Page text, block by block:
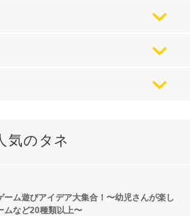
気のタネ
ーム遊びアイデア大集合！〜幼児さんが楽し
ムなど20種類以上〜